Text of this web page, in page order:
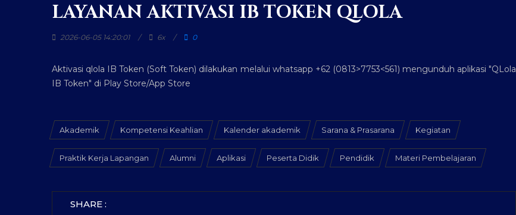
LAYANAN AKTIVASI IB TOKEN QLOLA
2026-06-05 14:20:01 6x 0
Aktivasi qlola IB Token (Soft Token) dilakukan melalui whatsapp +62 (0813>7753<561) mengunduh aplikasi "QLola
IB Token" di Play Store/App Store
Akademik Kompetensi Keahlian Kalender akademik Sarana & Prasarana Kegiatan
Praktik Kerja Lapangan Alumni Aplikasi Peserta Didik Pendidik Materi Pembelajaran
SHARE :